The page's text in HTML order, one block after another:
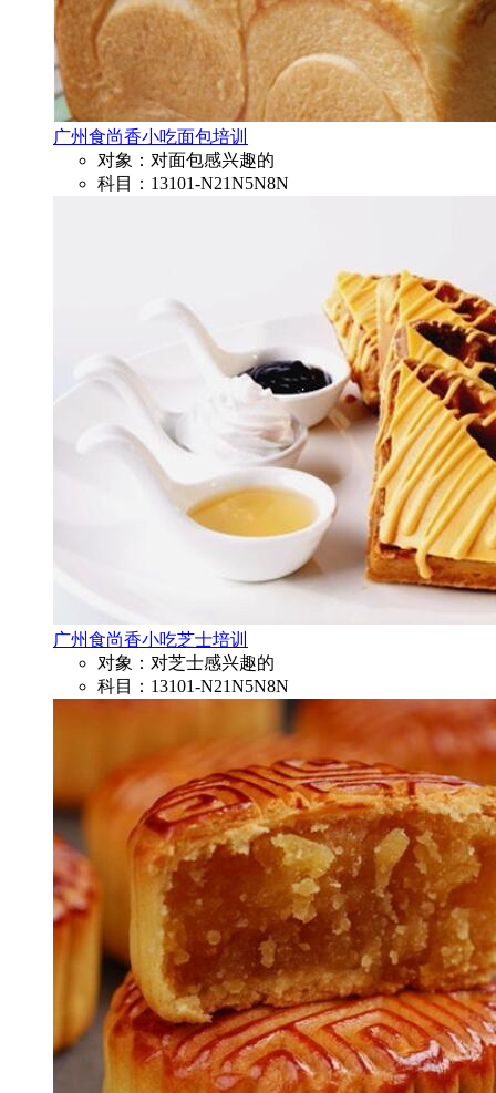
广州食尚香小吃面包培训
对象：对面包感兴趣的
科目：13101-N21N5N8N
广州食尚香小吃芝士培训
对象：对芝士感兴趣的
科目：13101-N21N5N8N